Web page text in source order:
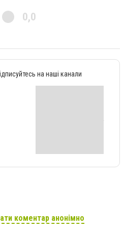
0,0
на наші канали
коментар анонімно